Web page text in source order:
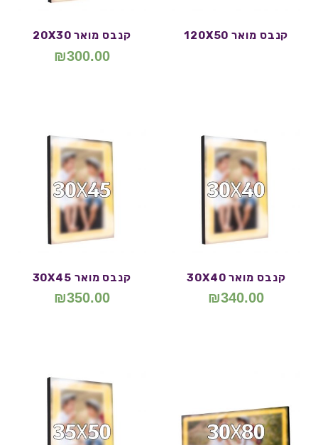
קנבס מואר 120X50 קנבס מואר 20X30
₪300.00
קנבס מואר 30X40
₪340.00
קנבס מואר 30X45
₪350.00